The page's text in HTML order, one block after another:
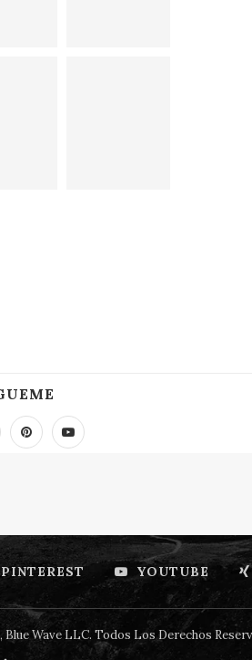
PINTEREST YOUTUBE
Wave LLC. Todos Los Derechos